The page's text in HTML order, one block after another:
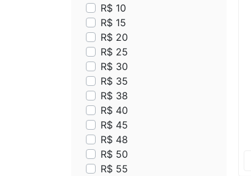
R$ 10
R$ 15
R$ 20
R$ 25
R$ 30
R$ 35
R$ 38
R$ 40
R$ 45
R$ 48
R$ 50
R$ 55